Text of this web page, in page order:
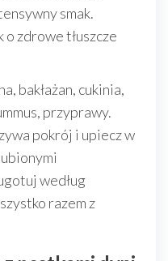
smak.
o zdrowe tłuszcze
bakłażan, cukinia,
przyprawy.
pokrój i upiecz w
według
razem z